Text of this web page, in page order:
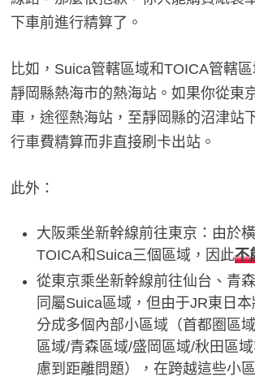
下車前進行精算了。
比如，Suica管轄區域和TOICA管轄
靜岡縣熱海市的熱海站。如果你從東
車，途徑熱海站，至靜岡縣的沼津站
行車費精算而非直接刷卡出站。
此外：
大阪乘坐新幹線前往東京：由於
TOICA和Suica三個區域，因此不
從東京乘坐新幹線前往仙台、青
同屬Suica區域，但由于JR東日
分成多個內部小區域（首都圈區
區域/青森區域/盛岡區域/秋田區
慮到距離問題），在跨越這些小